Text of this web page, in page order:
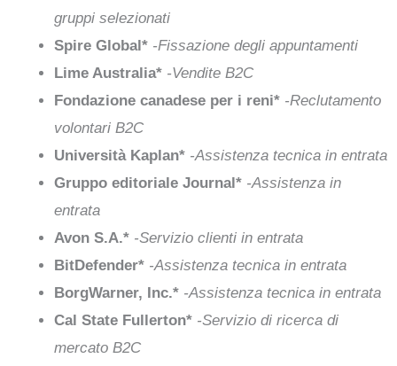
gruppi selezionati
Spire Global* -Fissazione degli appuntamenti
Lime Australia* -Vendite B2C
Fondazione canadese per i reni* -Reclutamento
volontari B2C
Università Kaplan* -Assistenza tecnica in entrata
Gruppo editoriale Journal* -Assistenza in
entrata
Avon S.A.* -Servizio clienti in entrata
BitDefender* -Assistenza tecnica in entrata
BorgWarner, Inc.* -Assistenza tecnica in entrata
Cal State Fullerton* -Servizio di ricerca di
mercato B2C